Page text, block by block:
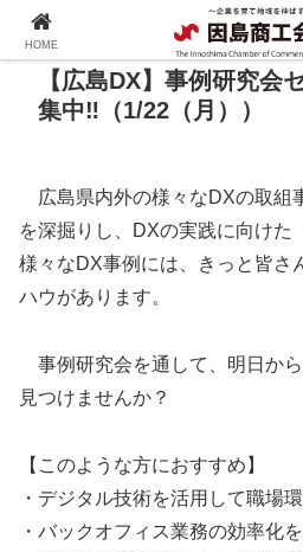
【広島DX】事例研究会
集中‼（1/22（月））
広島県内外の様々なDXの取組
を深掘りし、DXの実践に向けた
様々なDX事例には、きっと皆さ
ハウがあります。
事例研究会を通して、明日か
見つけませんか？
【このような方におすすめ】
・デジタル技術を活用して職場
・バックオフィス業務の効率化
HOME